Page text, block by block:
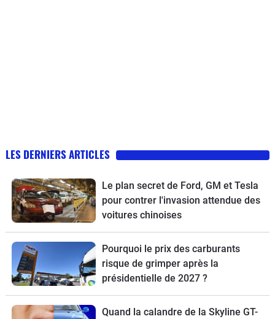
LES DERNIERS ARTICLES
Le plan secret de Ford, GM et Tesla
pour contrer l'invasion attendue des
voitures chinoises
Pourquoi le prix des carburants
risque de grimper après la
présidentielle de 2027 ?
Quand la calandre de la Skyline GT-